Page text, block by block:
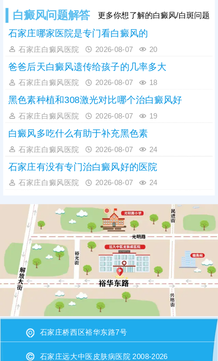
白癜风问题解答 更多你想了解的白癜风/白斑问题
石家庄哪家医院是专门看白癜风的
石家庄白癜风医院 2026-08-07 20
爸爸后天白癜风遗传给孩子的几率多大
石家庄白癜风医院 2026-08-07 18
黑色素种植和308激光对比哪个治白癜风好
石家庄白癜风医院 2026-08-07 19
白癜风多吃什么有助于补充黑色素
石家庄白癜风医院 2026-08-07 24
石家庄有没有专门治白癜风好的医院
石家庄白癜风医院 2026-08-07 24
石家庄桥西区裕华东路7号
石家庄远大中医皮肤病医院 2008-2026